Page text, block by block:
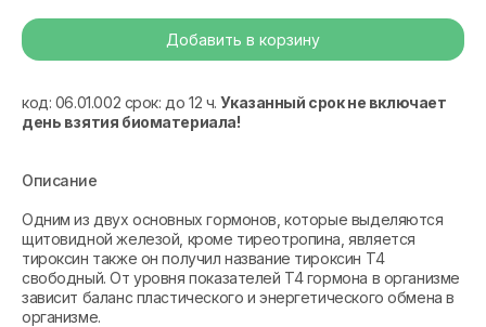
Добавить в корзину
код: 06.01.002 срок: до 12 ч.Указанный срок не включает
день взятия биоматериала!
Описание
Одним из двух основных гормонов, которые выделяются
щитовидной железой, кроме тиреотропина, является
тироксин также он получил название тироксин Т4
свободный. От уровня показателей T4 гормона в организме
зависит баланс пластического и энергетического обмена в
организме.